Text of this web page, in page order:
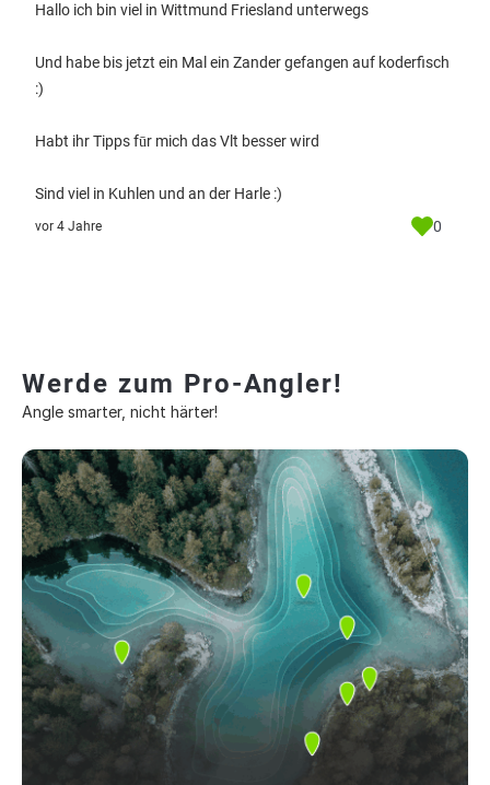
Hallo ich bin viel in Wittmund Friesland unterwegs
Und habe bis jetzt ein Mal ein Zander gefangen auf koderfisch
:)
Habt ihr Tipps fūr mich das Vlt besser wird
Sind viel in Kuhlen und an der Harle :)
vor 4 Jahre 0
Werde zum Pro-Angler!
Angle smarter, nicht härter!